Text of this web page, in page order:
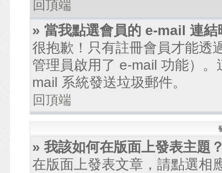
回頂端
» 當我點選會員的 e-mail 連
很抱歉！只有註冊會員才能透
管理員啟用了 e-mail 功能）
mail 系統發送垃圾郵件。
回頂端
» 我該如何在版面上發表主題
在版面上發表文章，請點選相